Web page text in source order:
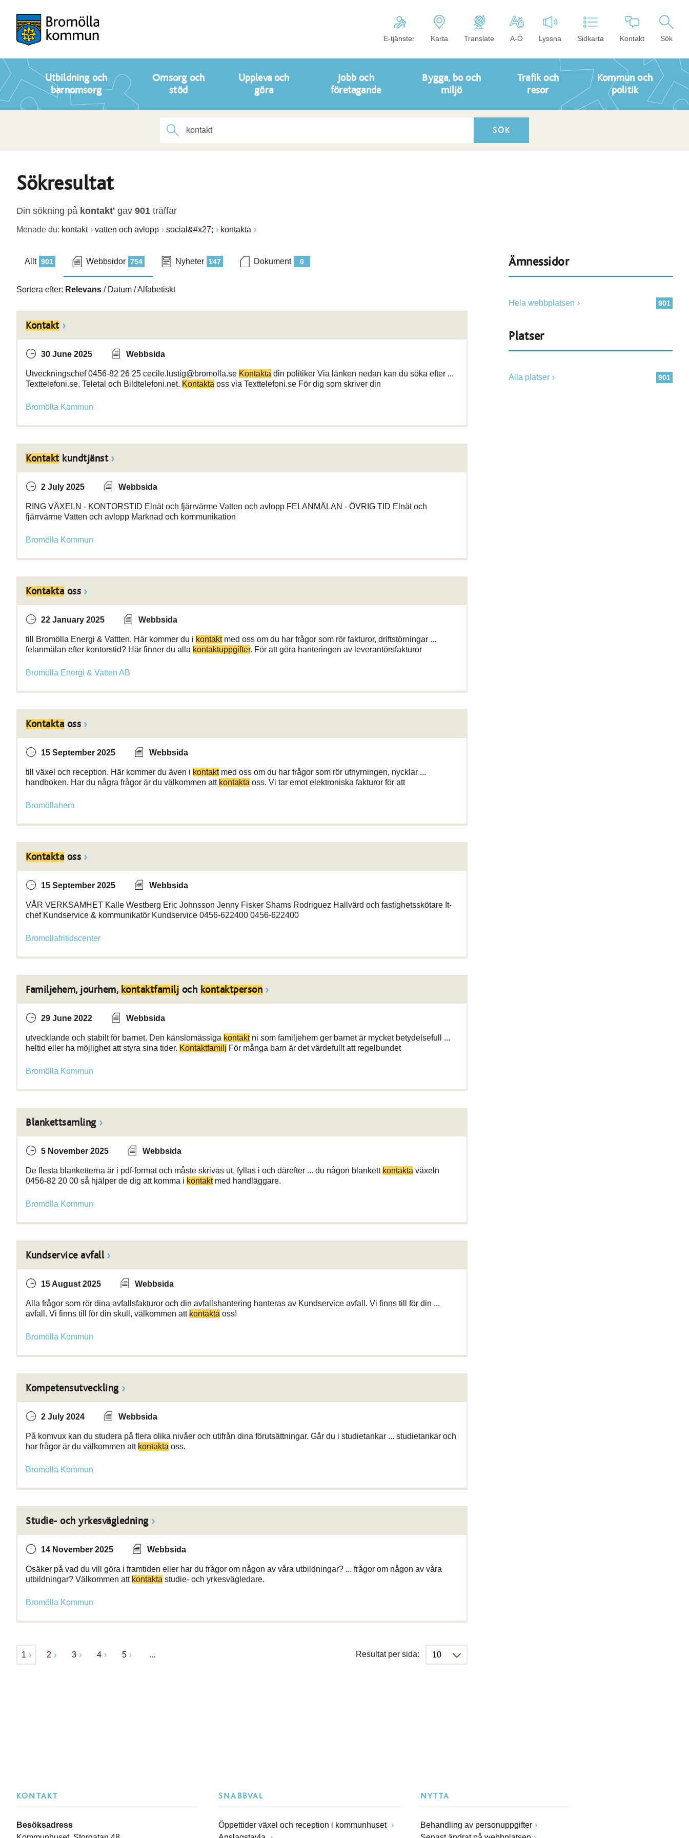
E-tjänster Karta Translate A-Ö Lyssna Sidkarta Kontakt Sök
Utbildning och
barnomsorg
Omsorg och
stöd
Uppleva och
göra
Jobb och
företagande
Bygga, bo och
miljö
Trafik och
resor
Kommun och
politik
Sökresultat
Din sökning på kontakt' gav 901 träffar
Menade du: kontakt vatten och avlopp social&#x27; kontakta
901
Allt 754
Webbsidor 147
Nyheter 0
Dokument
Sortera efter: Relevans / Datum /Alfabetiskt
Kontakt
30 June 2025 Webbsida
Utveckningschef 0456-82 26 25 cecile.lustig@bromolla.se Kontakta din politiker Via länken nedan kan du söka efter ...
Texttelefoni.se, Teletal och Bildtelefoni.net. Kontakta oss via Texttelefoni.se För dig som skriver din
Bromölla Kommun
Kontaktkundtjänst
2 July 2025 Webbsida
RING VÄXELN - KONTORSTID Elnät och fjärrvärme Vatten och avlopp FELANMÄLAN - ÖVRIG TID Elnät och
fjärrvärme Vatten och avlopp Marknad och kommunikation
Bromölla Kommun
Kontaktaoss
22 January 2025 Webbsida
till Bromölla Energi & Vattten. Här kommer du i kontaktmed oss om du har frågor som rör fakturor, driftstörningar ...
felanmälan efter kontorstid? Här finner du alla kontaktuppgifter. För att göra hanteringen av leverantörsfakturor
Bromölla Energi & Vatten AB
Kontaktaoss
15 September 2025 Webbsida
till växel och reception. Här kommer du även i kontaktmed oss om du har frågor som rör uthyrningen, nycklar ...
handboken. Har du några frågor är du välkommen att kontakta oss. Vi tar emot elektroniska fakturor för att
Bromöllahem
Kontaktaoss
15 September 2025 Webbsida
VÅR VERKSAMHET Kalle Westberg Eric Johnsson Jenny Fisker Shams Rodriguez Hallvärd och fastighetsskötare It-
chef Kundservice & kommunikatör Kundservice 0456-622400 0456-622400
Bromollafritidscenter
Familjehem, jourhem, kontaktfamilj och kontaktperson
29 June 2022 Webbsida
utvecklande och stabilt för barnet. Den känslomässiga kontaktni som familjehem ger barnet är mycket betydelsefull ...
heltid eller ha möjlighet att styra sina tider. Kontaktfamilj För många barn är det värdefullt att regelbundet
Bromölla Kommun
Blankettsamling
5 November 2025 Webbsida
De flesta blanketterna är i pdf-format och måste skrivas ut, fyllas i och därefter ... du någon blankett kontakta växeln
0456-82 20 00 så hjälper de dig att komma i kontaktmed handläggare.
Bromölla Kommun
Kundservice avfall
15 August 2025 Webbsida
Alla frågor som rör dina avfallsfakturor och din avfallshantering hanteras av Kundservice avfall. Vi finns till för din ...
avfall. Vi finns till för din skull, välkommen att kontakta oss!
Bromölla Kommun
Kompetensutveckling
2 July 2024 Webbsida
På komvux kan du studera på flera olika nivåer och utifrån dina förutsättningar. Går du i studietankar ... studietankar och
har frågor är du välkommen att kontakta oss.
Bromölla Kommun
Studie- och yrkesvägledning
14 November 2025 Webbsida
Osäker på vad du vill göra i framtiden eller har du frågor om någon av våra utbildningar? ... frågor om någon av våra
utbildningar? Välkommen att kontakta studie- och yrkesvägledare.
Bromölla Kommun
1 2 3 4 5 ... Resultat per sida:
Ämnessidor
901
Hela webbplatsen
Platser
901
Alla platser
KONTAKT
Besöksadress
SNABBVAL
Öppettider växel och reception i kommunhuset
NYTTA
Behandling av personuppgifter